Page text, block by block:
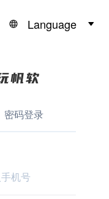
Language
密码登录